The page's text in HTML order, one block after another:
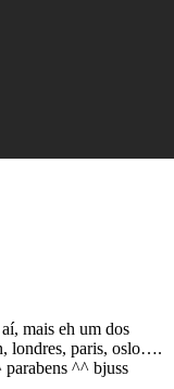
mais eh um dos
londres, paris, oslo….
^^ bjuss